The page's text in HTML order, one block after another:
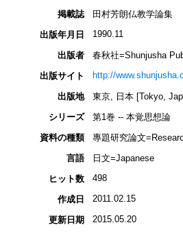
掲載誌
田村芳朗仏教学論集
出版年月日
1990.11
出版者
春秋社=Shunjusha
出版サイト
http://
出版地
東京, 日本 [Tokyo,
シリーズ
第1巻 -- 本覚思想論
資料の種類
專題研究論文
言語
日文=Japanese
ヒット数
498
作成日 2011.02.15
更新日期 2015.05.20